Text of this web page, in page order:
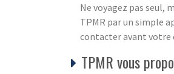
Ne voyagez pas seul,
TPMR par un simple
contacter avant votre
TPMR vous